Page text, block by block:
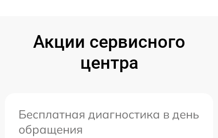
Акции сервисного
центра
Бесплатная диагностика в день
обращения